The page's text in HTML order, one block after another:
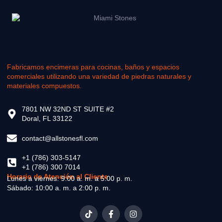
Fabricamos encimeras para cocinas, baños y espacios
comerciales utilizando una variedad de piedras naturales y
materiales compuestos.
7801 NW 32ND ST SUITE #2
Doral, FL 33122
contact@allstonesfl.com
+1 (786) 303-5147
+1 (786) 300 7014
Horario de Atención al Cliente
Lunes a viernes: 9:00 a. m. a 5:00 p. m.
Sábado: 10:00 a. m. a 2:00 p. m.
T
i
F
a
n